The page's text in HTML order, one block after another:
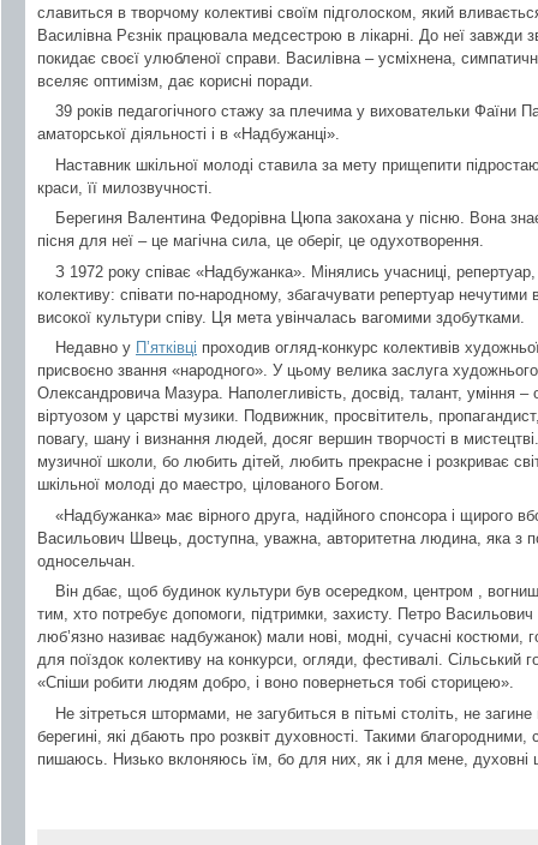
славиться в творчому колективі своїм підголоском, який
Василівна Рєзнік працювала медсестрою в лікарні. До неї завжди
покидає своєї улюбленої справи. Василівна – усміхнена,
вселяє оптимізм, дає корисні поради.
39 років педагогічного стажу за плечима у виховательки Фаїни
аматорської діяльності і в «Надбужанці».
Наставник шкільної молоді ставила за мету прищепити
краси, її милозвучності.
Берегиня Валентина Федорівна Цюпа закохана у пісню. Вона
пісня для неї – це магічна сила, це оберіг, це одухотворення.
З 1972 року співає «Надбужанка». Мінялись учасниці, репертуар,
колективу: співати по-народному, збагачувати репертуар нечутими
високої культури співу. Ця мета увінчалась вагомими здобутками.
Недавно у П’ятківці проходив огляд-конкурс колективів
присвоєно звання «народного». У цьому велика заслуга
Олександровича Мазура. Наполегливість, досвід, талант, уміння –
віртуозом у царстві музики. Подвижник, просвітитель,
повагу, шану і визнання людей, досяг вершин творчості в
музичної школи, бо любить дітей, любить прекрасне і розкриває
шкільної молоді до маестро, цілованого Богом.
«Надбужанка» має вірного друга, надійного спонсора і щирого
Васильович Швець, доступна, уважна, авторитетна людина, яка з
односельчан.
Він дбає, щоб будинок культури був осередком, центром ,
тим, хто потребує допомоги, підтримки, захисту. Петро Васильович
люб’язно називає надбужанок) мали нові, модні, сучасні костюми,
для поїздок колективу на конкурси, огляди, фестивалі. Сільський
«Спіши робити людям добро, і воно повернеться тобі сторицею».
Не зітреться штормами, не загубиться в пітьмі століть, не
берегині, які дбають про розквіт духовності. Такими
пишаюсь. Низько вклоняюсь їм, бо для них, як і для мене, духовні